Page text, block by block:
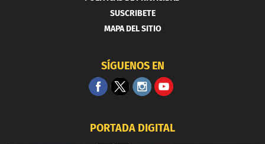
SUSCRIBETE
MAPA DEL SITIO
SÍGUENOS EN
PORTADA DIGITAL